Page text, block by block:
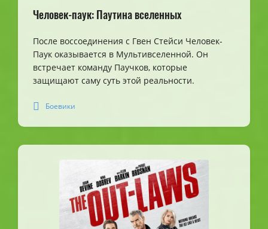
Человек-паук: Паутина вселенных
После воссоединения с Гвен Стейси Человек-
Паук оказывается в Мультивселенной. Он
встречает команду Паучков, которые
защищают саму суть этой реальности.
Боевики